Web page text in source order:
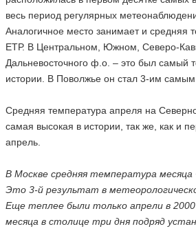
весь период регулярных
Аналогичное место занимает и средняя
ЕТР. В Центральном, Южном, Северо-
Дальневосточного ф.о. – это был самый
истории. В Поволжье он стал 3-им
Средняя температура апреля на
самая высокая в истории, так же, как и
апрель.
В Москве средняя температура месяца
Это 3-й результат в
Еще теплее были только апрели в 2000
месяца в столице три дня подряд